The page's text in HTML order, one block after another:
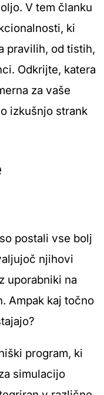
V tem članku
ki
pravilih, od tistih,
Odkrijte, katera
za vaše
izkušnjo strank
postali vse bolj
njihovi
uporabniki na
Ampak kaj točno
program, ki
simulacijo